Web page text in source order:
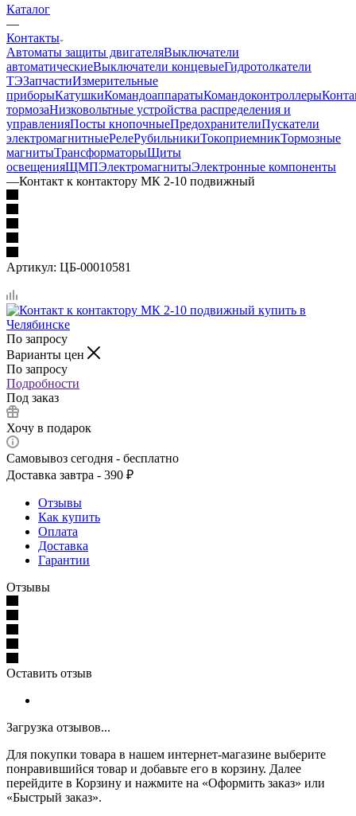
Каталог
—
Контакты
Автоматы защиты двигателяВыключатели
автоматическиеВыключатели концевыеГидротолкатели
ТЭЗапчастиИзмерительные
приборыКатушкиКомандоаппаратыКомандоконтроллеры
тормозаНизковольтные устройства распределения и
управленияПосты кнопочныеПредохранителиПускатели
электромагнитныеРелеРубильникиТокоприемникТормозные
магнитыТрансформаторыЩиты
освещенияЩМПЭлектромагнитыЭлектронные компоненты
—Контакт к контактору МК 2-10 подвижный
Артикул: ЦБ-00010581
По запросу
Варианты цен
По запросу
Подробности
Под заказ
Хочу в подарок
Самовывоз сегодня - бесплатно
Доставка завтра - 390 ₽
Отзывы
Как купить
Оплата
Доставка
Гарантии
Отзывы
Оставить отзыв
Загрузка отзывов...
Для покупки товара в нашем интернет-магазине выберите
понравившийся товар и добавьте его в корзину. Далее
перейдите в Корзину и нажмите на «Оформить заказ» или
«Быстрый заказ».